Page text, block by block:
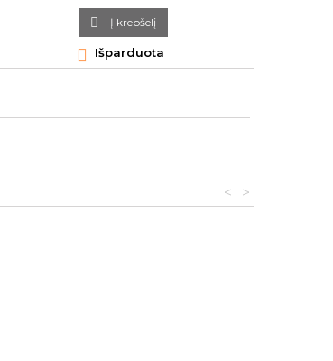
plaukams, 300 ml
 Į krepšelį
 Išparduota
>
<